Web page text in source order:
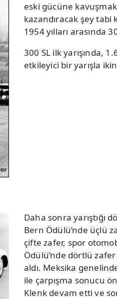
eski gücüne
kazandıracak şey tabi
1954 yılları arasında
300 SL ilk yarışında,
etkileyici bir yarışla
Daha sonra yarıştığı
Bern Ödülü’nde üçlü
çifte zafer, spor
Ödülü’nde dörtlü
aldı. Meksika
ile çarpışma sonucu
Klenk devam etti ve